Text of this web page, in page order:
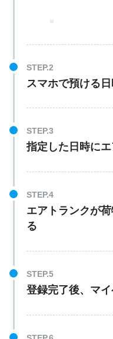
スマホで預ける
指定した日時に
エアトランクが
る
登録完了後、マ